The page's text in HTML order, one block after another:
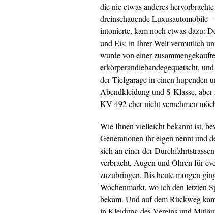
die nie etwas anderes
dreinschauende Luxusautomobile
intonierte, kam noch etwas dazu:
und Eis; in Ihrer Welt vermutlich
wurde von einer
erkörperandiebandegequetscht,
der Tiefgarage in einen hupenden
Abendkleidung und S-Klasse,
KV 492 eher nicht vernehmen
Wie Ihnen vielleicht bekannt ist,
Generationen ihr eigen nennt und
sich an einer der
verbracht, Augen und Ohren für
zuzubringen. Bis heute morgen
Wochenmarkt, wo ich den letzten
bekam. Und auf dem Rückweg